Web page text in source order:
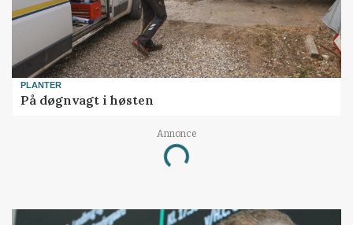
PLANTER
På døgnvagt i høsten
Annonce
Loading...